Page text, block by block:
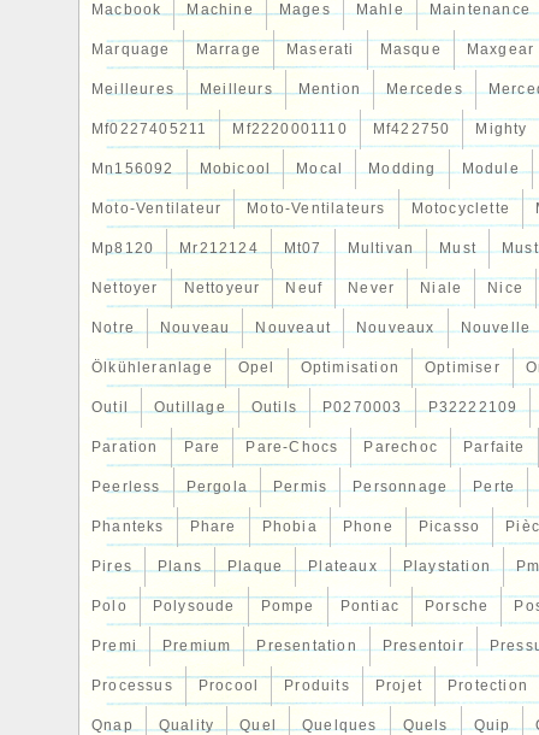
Macbook Machine Mages Mahle Maintenance
Marquage Marrage Maserati Masque Maxgear
Meilleures Meilleurs Mention Mercedes
Mf0227405211 Mf2220001110 Mf422750 Mighty
Mn156092 Mobicool Mocal Modding Module
Moto-Ventilateur Moto-Ventilateurs Motocyclette
Mp8120 Mr212124 Mt07 Multivan Must
Nettoyer Nettoyeur Neuf Never Niale Nice
Notre Nouveau Nouveaut Nouveaux Nouvelle
Ölkühleranlage Opel Optimisation Optimiser
Outil Outillage Outils P0270003 P32222109
Paration Pare Pare-Chocs Parechoc Parfaite
Peerless Pergola Permis Personnage Perte
Phanteks Phare Phobia Phone Picasso
Pires Plans Plaque Plateaux Playstation
Polo Polysoude Pompe Pontiac Porsche
Premi Premium Presentation Presentoir
Processus Procool Produits Projet Protection
Qnap Quality Quel Quelques Quels Quip